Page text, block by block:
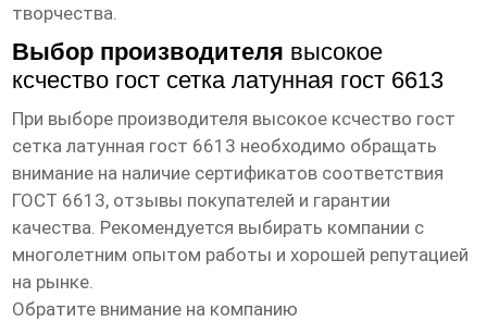
творчества.
Выбор производителя высокое
ксчество гост сетка латунная гост 6613
При выборе производителя высокое ксчество гост
сетка латунная гост 6613 необходимо обращать
внимание на наличие сертификатов соответствия
ГОСТ 6613, отзывы покупателей и гарантии
качества. Рекомендуется выбирать компании с
многолетним опытом работы и хорошей репутацией
на рынке.
Обратите внимание на компанию